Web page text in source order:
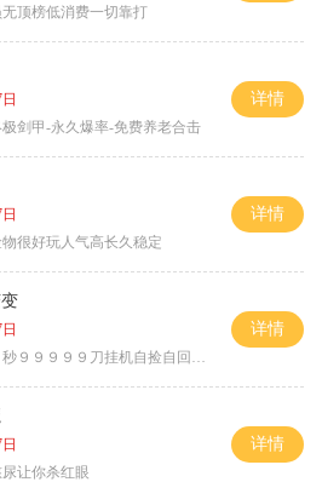
顶榜低消费一切靠打
极剑甲-永久爆率-免费养老合击
详情
很好玩人气高长久稳定
详情
９９９９９刀挂机自捡自回０血不
详情
让你杀红眼
详情